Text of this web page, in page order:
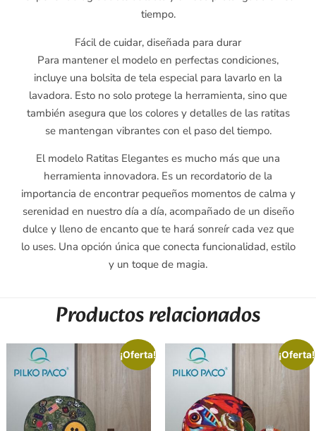
tiempo.
Fácil de cuidar, diseñada para durar
Para mantener el modelo en perfectas condiciones,
incluye una bolsita de tela especial para lavarlo en la
lavadora. Esto no solo protege la herramienta, sino que
también asegura que los colores y detalles de las ratitas
se mantengan vibrantes con el paso del tiempo.
El modelo Ratitas Elegantes es mucho más que una
herramienta innovadora. Es un recordatorio de la
importancia de encontrar pequeños momentos de calma y
serenidad en nuestro día a día, acompañado de un diseño
dulce y lleno de encanto que te hará sonreír cada vez que
lo uses. Una opción única que conecta funcionalidad, estilo
y un toque de magia.
Productos relacionados
¡Oferta! ¡Oferta!